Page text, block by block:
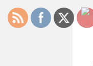
Skip